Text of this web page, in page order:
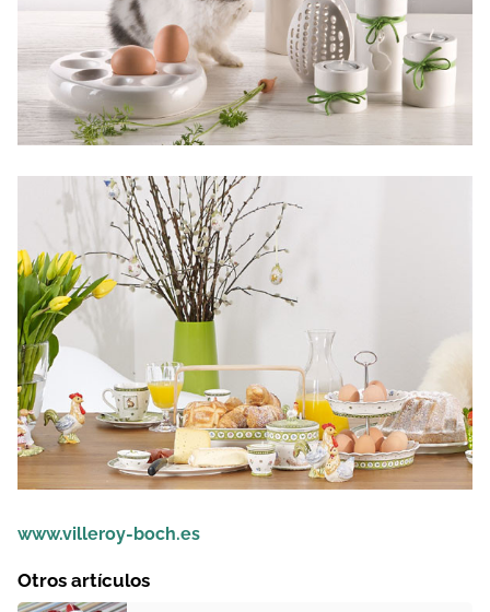
www.villeroy-boch.es
Otros artículos